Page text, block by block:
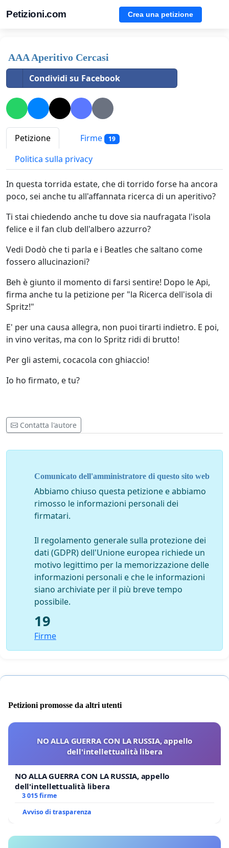
Petizioni.com Crea una petizione
AAA Aperitivo Cercasi
Condividi su Facebook
Petizione Firme 19
Politica sulla privacy
In questa torrida estate, che di torrido forse ha ancora
poco, sei anche tu all'affannata ricerca di un aperitivo?
Ti stai chiedendo anche tu dove sia naufragata l'isola
felice e il fan club dell'albero azzurro?
Vedi Dodò che ti parla e i Beatles che saltano come
fossero allucinazioni?
Beh è giunto il momento di farsi sentire! Dopo le Api,
firma anche tu la petizione per "la Ricerca dell'isola di
Spritz!"
E' per una causa allegra, non puoi tirarti indietro. E poi,
in vino veritas, ma con lo Spritz ridi di brutto!
Per gli astemi, cocacola con ghiaccio!
Io ho firmato, e tu?
Contatta l'autore
Comunicato dell'amministratore di questo sito web
Abbiamo chiuso questa petizione e abbiamo
rimosso le informazioni personali dei
firmatari.
Il regolamento generale sulla protezione dei
dati (GDPR) dell'Unione europea richiede un
motivo legittimo per la memorizzazione delle
informazioni personali e che le informazioni
siano archiviate per il più breve tempo
possibile.
19
Firme
Petizioni promosse da altri utenti
NO ALLA GUERRA CON LA RUSSIA, appello
dell'intellettualità libera
NO ALLA GUERRA CON LA RUSSIA, appello
dell'intellettualità libera
3 015 firme
Avviso di trasparenza